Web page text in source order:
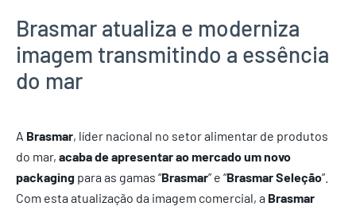
Brasmar atualiza e moderniza
imagem transmitindo a essência
do mar
A Brasmar, líder nacional no setor alimentar de produtos
do mar, acaba de apresentar ao mercado um novo
packaging para as gamas “Brasmar” e “Brasmar Seleção”.
Com esta atualização da imagem comercial, a Brasmar